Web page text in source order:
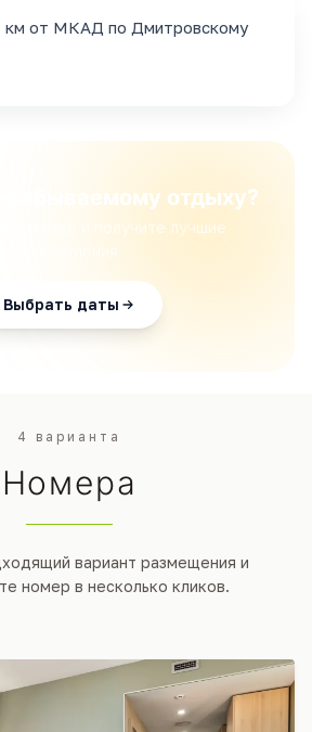
км от МКАД по Дмитровскому
отдыху?
номер и получите лучшие
Выбрать даты
4 варианта
Номера
вариант размещения и
номер в несколько кликов.